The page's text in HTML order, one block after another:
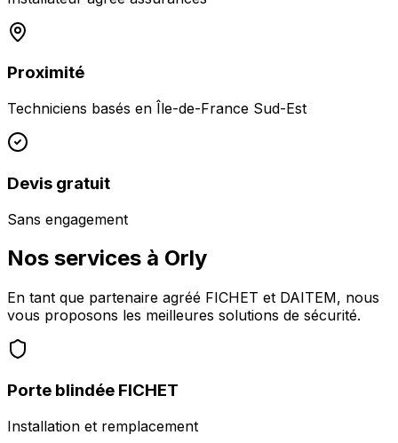
Proximité
Techniciens basés en Île-de-France Sud-Est
Devis gratuit
Sans engagement
Nos services à Orly
En tant que partenaire agréé FICHET et DAITEM, nous
vous proposons les meilleures solutions de sécurité.
Porte blindée FICHET
Installation et remplacement